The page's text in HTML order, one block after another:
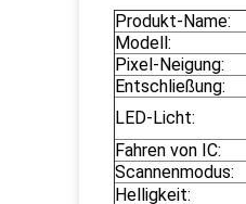
Produkt-Name:
Modell:
Pixel-Neigung:
Entschließung:
LED-Licht:
Fahren von IC:
Scannenmodus:
Helligkeit: